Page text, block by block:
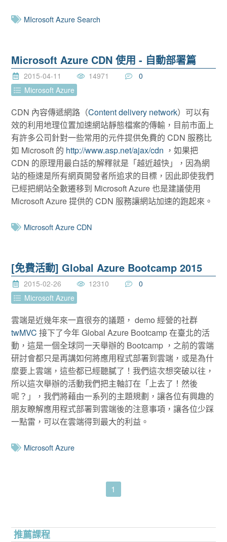
MIcrosoft Azure Search
Microsoft Azure CDN 使用 - 自動部署篇
2015-04-11 14971
0
Microsoft Azure
CDN 內容傳遞網路（Content delivery network）可以有
效的利用地理位置加速網站靜態檔案的傳輸，目前市面上
有許多公司針對一些常用的元件提供免費的 CDN 服務比
如 Microsoft 的 http://www.asp.net/ajax/cdn ，如果把
CDN 的原理用最白話的解釋就是「越近越快」，因為網
站的極速是所有網頁開發者所追求的目標，因此即使我們
已經把網站全數遷移到 Microsoft Azure 也是建議使用
Microsoft Azure 提供的 CDN 服務讓網站加速的跑起來。
Microsoft Azure CDN
[免費活動] Global Azure Bootcamp 2015
2015-02-26 12310
0
Microsoft Azure
雲端是近幾年來一直很夯的議題， demo 經營的社群
twMVC接下了今年 Global Azure Bootcamp 在臺北的活
動，這是一個全球同一天舉辦的 Bootcamp ，之前的雲端
研討會都只是再講如何將應用程式部署到雲端，或是為什
麼要上雲端，這些都已經聽膩了！我們這次想突破以往，
所以這次舉辦的活動我們把主軸訂在「上去了！然後
呢？」，我們將藉由一系列的主題規劃，讓各位有興趣的
朋友瞭解應用程式部署到雲端後的注意事項，讓各位少踩
一點雷，可以在雲端得到最大的利益。
Microsoft Azure
1
推薦課程